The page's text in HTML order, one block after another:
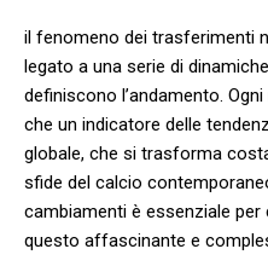
il fenomeno dei trasferimenti
legato a una serie di
definiscono l’andamento.
che un indicatore⁤ delle
⁤globale, che si trasforma
sfide del calcio⁣
cambiamenti è essenziale per
questo affascinante e